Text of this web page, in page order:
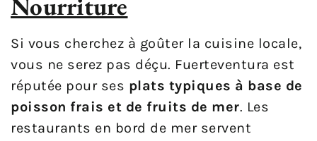
Si vous cherchez à goûter la cuisine locale,
vous ne serez pas déçu. Fuerteventura est
réputée pour ses plats typiques à base de
poisson frais et de fruits de mer. Les
restaurants en bord de mer servent